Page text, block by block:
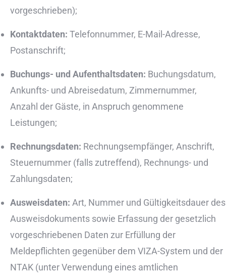
vorgeschrieben);
Kontaktdaten: Telefonnummer, E-Mail-Adresse,
Postanschrift;
Buchungs- und Aufenthaltsdaten: Buchungsdatum,
Ankunfts- und Abreisedatum, Zimmernummer,
Anzahl der Gäste, in Anspruch genommene
Leistungen;
Rechnungsdaten: Rechnungsempfänger, Anschrift,
Steuernummer (falls zutreffend), Rechnungs- und
Zahlungsdaten;
Ausweisdaten: Art, Nummer und Gültigkeitsdauer des
Ausweisdokuments sowie Erfassung der gesetzlich
vorgeschriebenen Daten zur Erfüllung der
Meldepflichten gegenüber dem VIZA-System und der
NTAK (unter Verwendung eines amtlichen